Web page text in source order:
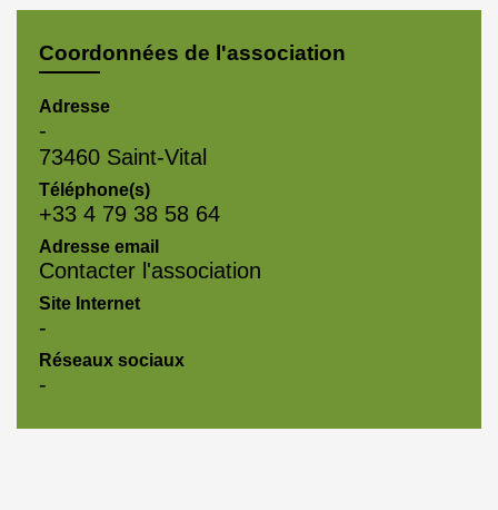
Coordonnées de l'association
Adresse
-
73460 Saint-Vital
Téléphone(s)
+33 4 79 38 58 64
Adresse email
Contacter l'association
Site Internet
-
Réseaux sociaux
-